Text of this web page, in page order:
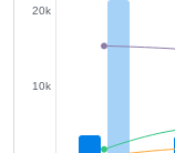
10k
20k